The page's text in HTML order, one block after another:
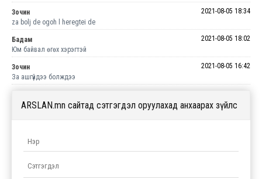
Зочин
2021-08-05 18:34
za bolj de ogoh l heregtei de
Бадам
2021-08-05 18:02
Юм байвал өгөх хэрэгтэй
Зочин
2021-08-05 16:42
За ашгүйдээ болждээ
ARSLAN.mn сайтад сэтгэгдэл оруулахад анхаарах зүйлс